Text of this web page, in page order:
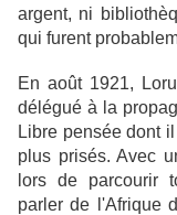
argent, ni
qui furent
En août 1921,
délégué à la
Libre pensée dont
plus prisés. Avec
lors de parcourir
parler de l'Afrique